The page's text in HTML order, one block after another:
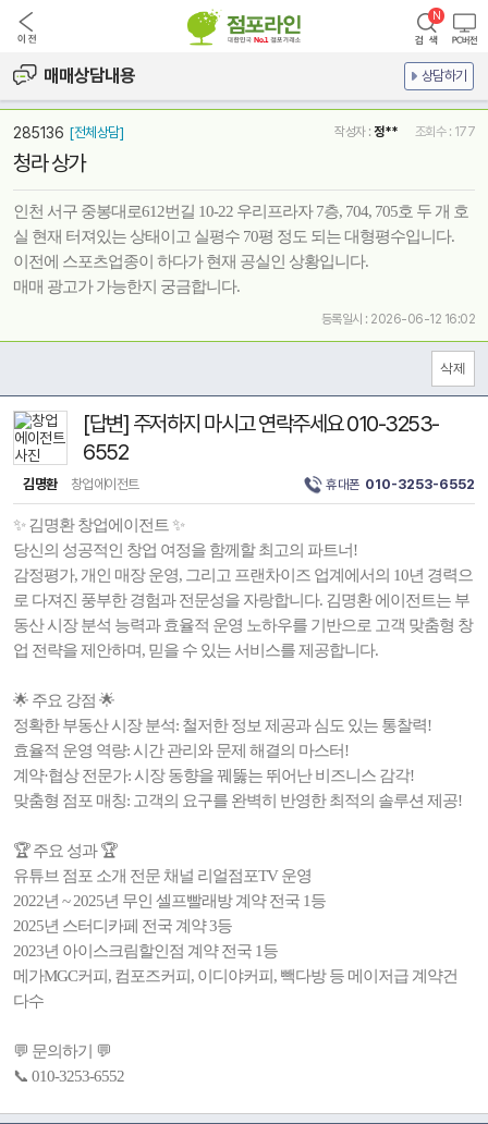
매매상담내용 상담하기
285136 [전체상담] 작성자 : 정** 조회수 : 177
청라 상가
인천 서구 중봉대로612번길 10-22 우리프라자 7층, 704, 705호 두 개 호
실 현재 터져있는 상태이고 실평수 70평 정도 되는 대형평수입니다.
이전에 스포츠업종이 하다가 현재 공실인 상황입니다.
매매 광고가 가능한지 궁금합니다.
등록일시 : 2026-06-12 16:02
[답변] 주저하지 마시고 연락주세요 010-3253-
6552
김명환 창업에이전트 휴대폰 010-3253-6552
✨ 김명환 창업에이전트 ✨
당신의 성공적인 창업 여정을 함께할 최고의 파트너!
감정평가, 개인 매장 운영, 그리고 프랜차이즈 업계에서의 10년 경력으
로 다져진 풍부한 경험과 전문성을 자랑합니다. 김명환 에이전트는 부
동산 시장 분석 능력과 효율적 운영 노하우를 기반으로 고객 맞춤형 창
업 전략을 제안하며, 믿을 수 있는 서비스를 제공합니다.
🌟 주요 강점 🌟
정확한 부동산 시장 분석: 철저한 정보 제공과 심도 있는 통찰력!
효율적 운영 역량: 시간 관리와 문제 해결의 마스터!
계약·협상 전문가: 시장 동향을 꿰뚫는 뛰어난 비즈니스 감각!
맞춤형 점포 매칭: 고객의 요구를 완벽히 반영한 최적의 솔루션 제공!
🏆 주요 성과 🏆
유튜브 점포 소개 전문 채널 리얼점포TV 운영
2022년 ~ 2025년 무인 셀프빨래방 계약 전국 1등
2025년 스터디카페 전국 계약 3등
2023년 아이스크림할인점 계약 전국 1등
메가MGC커피, 컴포즈커피, 이디야커피, 빽다방 등 메이저급 계약건
다수
💬 문의하기 💬
📞 010-3253-6552